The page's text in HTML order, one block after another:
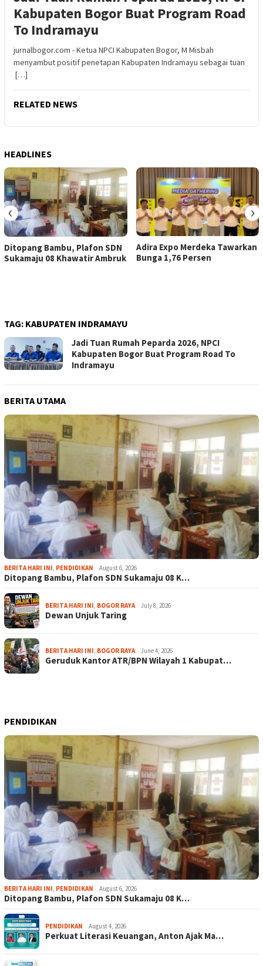
Kabupaten Bogor Buat Program Road
To Indramayu
jurnalbogor.com - Ketua NPCI Kabupaten Bogor, M Misbah
menyambut positif penetapan Kabupaten Indramayu sebagai tuan
[…]
RELATED NEWS
HEADLINES
Ditopang Bambu, Plafon SDN
Sukamaju 08 Khawatir Ambruk
Adira Expo Merdeka Tawarkan
Bunga 1,76 Persen
‹ ›
TAG: KABUPATEN INDRAMAYU
Jadi Tuan Rumah Peparda 2026, NPCI
Kabupaten Bogor Buat Program Road To
Indramayu
BERITA UTAMA
BERITA HARI INI, PENDIDIKAN August 6, 2026
Ditopang Bambu, Plafon SDN Sukamaju 08 K…
BERITA HARI INI, BOGOR RAYA July 8, 2026
Dewan Unjuk Taring
BERITA HARI INI, BOGOR RAYA June 4, 2026
Geruduk Kantor ATR/BPN Wilayah 1 Kabupat…
PENDIDIKAN
BERITA HARI INI, PENDIDIKAN August 6, 2026
Ditopang Bambu, Plafon SDN Sukamaju 08 K…
PENDIDIKAN August 4, 2026
Perkuat Literasi Keuangan, Anton Ajak Ma…